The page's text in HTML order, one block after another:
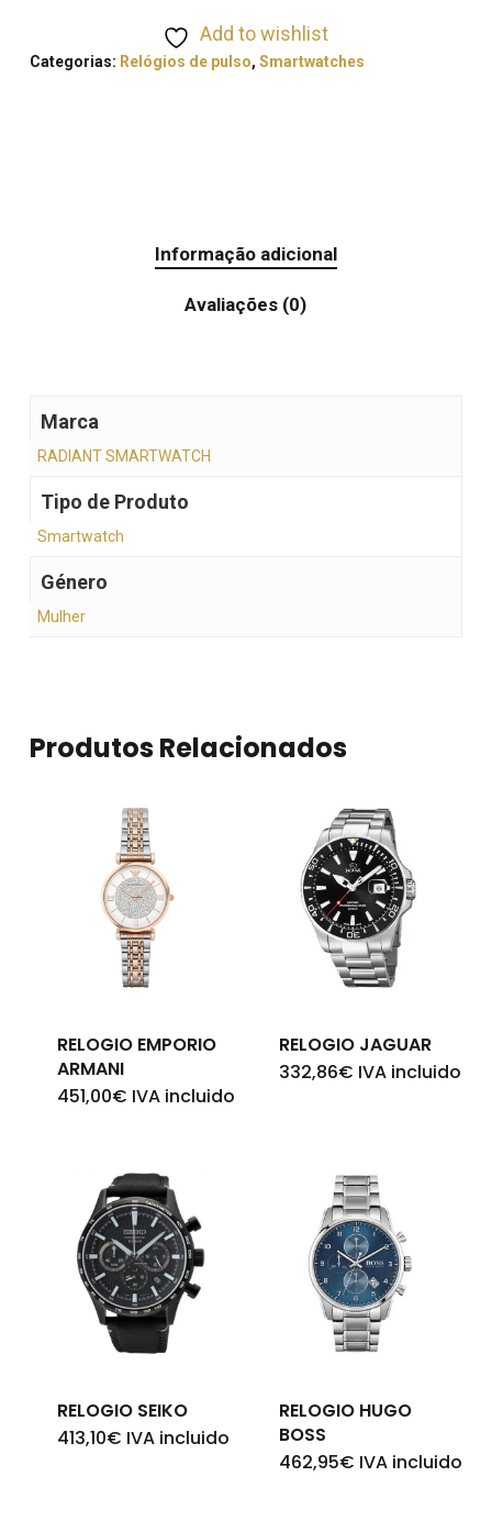
Nenhum produto no
carrinho.
Add to wishlist
Categorias: Relógios de pulso, Smartwatches
Informação adicional
Avaliações (0)
Marca
RADIANT SMARTWATCH
Tipo de Produto
Smartwatch
Género
Mulher
Produtos Relacionados
RELOGIO EMPORIO
ARMANI
451,00€ IVA incluido
RELOGIO JAGUAR
332,86€ IVA incluido
RELOGIO SEIKO
413,10€ IVA incluido
RELOGIO HUGO
BOSS
462,95€ IVA incluido